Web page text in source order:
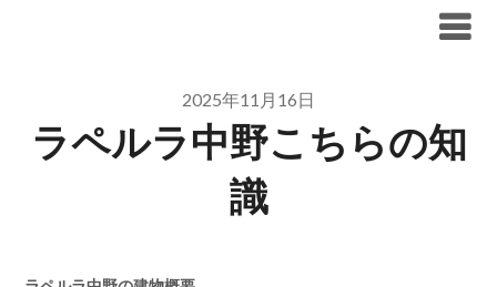
2025年11月16日
ラペルラ中野こちらの知
識